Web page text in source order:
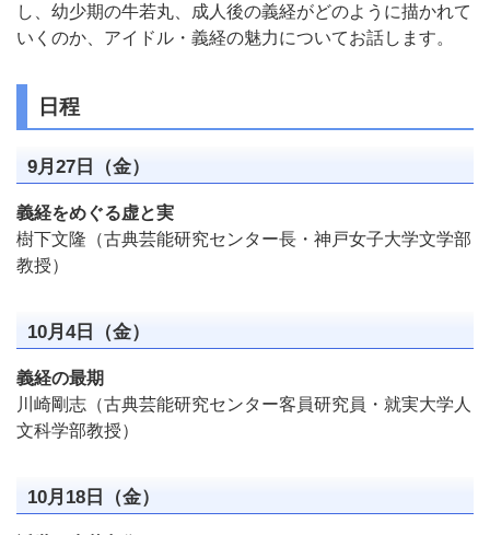
し、幼少期の牛若丸、成人後の義経がどのように描かれて
いくのか、アイドル・義経の魅力についてお話します。
日程
9月27日（金）
義経をめぐる虚と実
樹下文隆（古典芸能研究センター長・神戸女子大学文学部
教授）
10月4日（金）
義経の最期
川崎剛志（古典芸能研究センター客員研究員・就実大学人
文科学部教授）
10月18日（金）